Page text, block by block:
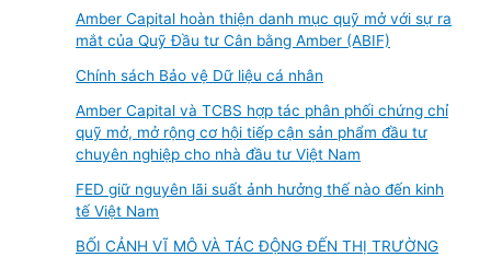
Amber Capital hoàn thiện danh mục quỹ mở với sự ra
mắt của Quỹ Đầu tư Cân bằng Amber (ABIF)
Chính sách Bảo vệ Dữ liệu cá nhân
Amber Capital và TCBS hợp tác phân phối chứng chỉ
quỹ mở, mở rộng cơ hội tiếp cận sản phẩm đầu tư
chuyên nghiệp cho nhà đầu tư Việt Nam
FED giữ nguyên lãi suất ảnh hưởng thế nào đến kinh
tế Việt Nam
BỐI CẢNH VĨ MÔ VÀ TÁC ĐỘNG ĐẾN THỊ TRƯỜNG